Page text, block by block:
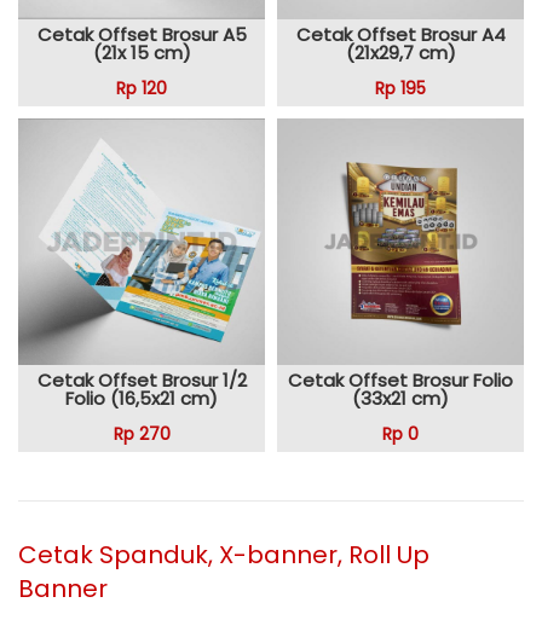
Cetak Offset Brosur A5
(21x 15 cm)
Rp 120
Cetak Offset Brosur A4
(21x29,7 cm)
Rp 195
Cetak Offset Brosur 1/2
Folio (16,5x21 cm)
Rp 270
Cetak Offset Brosur Folio
(33x21 cm)
Rp 0
Cetak Spanduk, X-banner, Roll Up
Banner